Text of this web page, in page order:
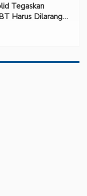
Tegaskan
Harus Dilarang
Melindungi Korban